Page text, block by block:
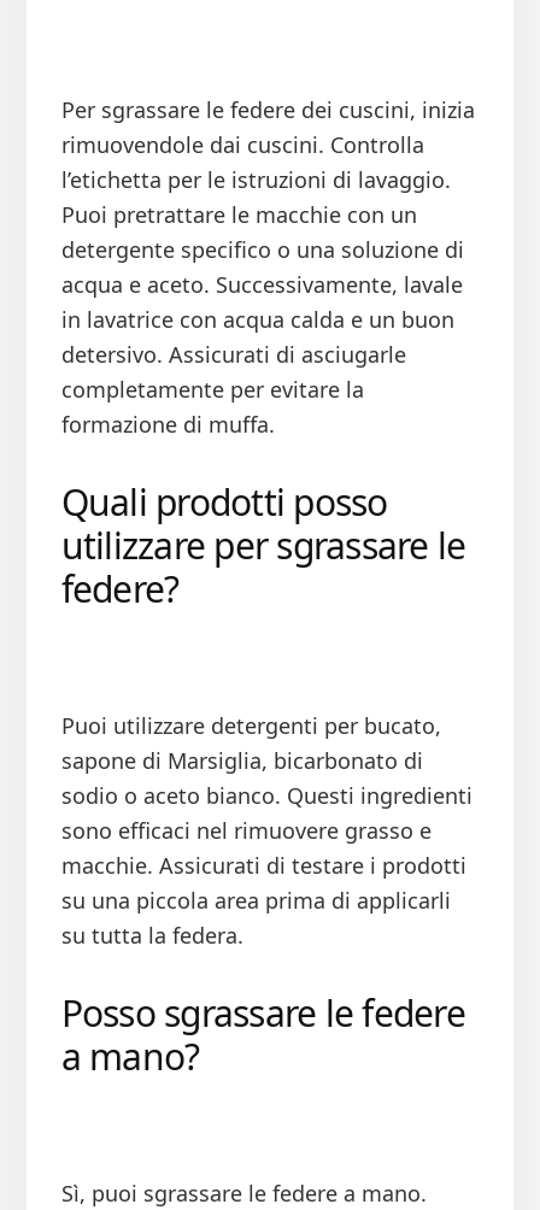
Per sgrassare le federe dei cuscini, inizia
rimuovendole dai cuscini. Controlla
l’etichetta per le istruzioni di lavaggio.
Puoi pretrattare le macchie con un
detergente specifico o una soluzione di
acqua e aceto. Successivamente, lavale
in lavatrice con acqua calda e un buon
detersivo. Assicurati di asciugarle
completamente per evitare la
formazione di muffa.
Quali prodotti posso
utilizzare per sgrassare le
federe?
Puoi utilizzare detergenti per bucato,
sapone di Marsiglia, bicarbonato di
sodio o aceto bianco. Questi ingredienti
sono efficaci nel rimuovere grasso e
macchie. Assicurati di testare i prodotti
su una piccola area prima di applicarli
su tutta la federa.
Posso sgrassare le federe
a mano?
Sì, puoi sgrassare le federe a mano.